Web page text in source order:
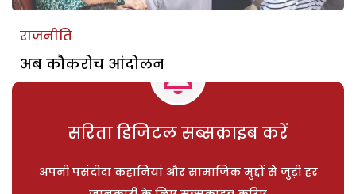
राजनीति
अब कौकरोच आंदोलन
सरिता डिजिटल सब्सक्राइब करें
अपनी पसंदीदा कहानियां और सामाजिक मुद्दों से जुड़ी हर